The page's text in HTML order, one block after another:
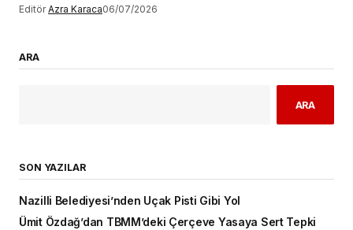
Editör Azra Karaca06/07/2026
ARA
ARA
SON YAZILAR
Nazilli Belediyesi’nden Uçak Pisti Gibi Yol
Ümit Özdağ’dan TBMM’deki Çerçeve Yasaya Sert Tepki